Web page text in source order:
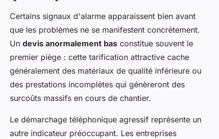
Certains signaux d'alarme apparaissent bien avant
que les problèmes ne se manifestent concrètement.
Un devis anormalement bas constitue souvent le
premier piège : cette tarification attractive cache
généralement des matériaux de qualité inférieure ou
des prestations incomplètes qui génèreront des
surcoûts massifs en cours de chantier.
Le démarchage téléphonique agressif représente un
autre indicateur préoccupant. Les entreprises